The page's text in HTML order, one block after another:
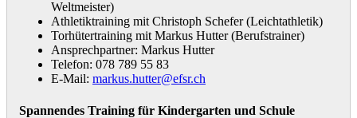
Weltmeister)
Athletiktraining mit Christoph Schefer (Leichtathletik)
Torhütertraining mit Markus Hutter (Berufstrainer)
Ansprechpartner: Markus Hutter
Telefon: 078 789 55 83
E-Mail: markus.hutter@efsr.ch
Spannendes Training für Kindergarten und Schule